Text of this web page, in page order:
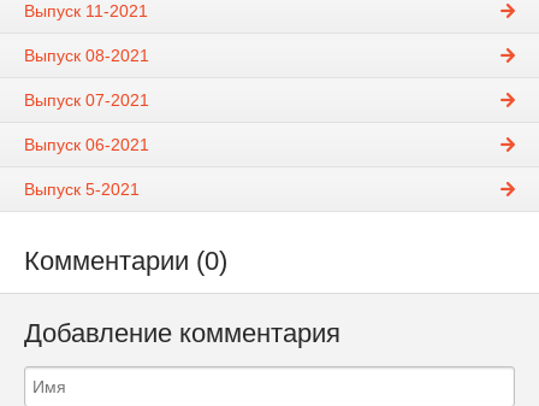
Выпуск 11-2021
Выпуск 08-2021
Выпуск 07-2021
Выпуск 06-2021
Выпуск 5-2021
Комментарии (0)
Добавление комментария